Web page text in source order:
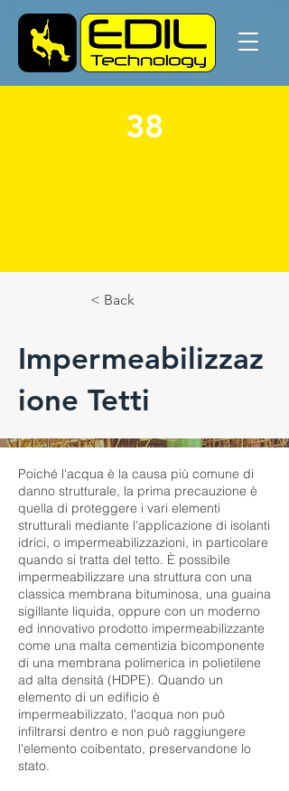
38
< Back
Impermeabilizzaz
ione Tetti
Poiché l'acqua è la causa più comune di
danno strutturale, la prima precauzione è
quella di proteggere i vari elementi
strutturali mediante l'applicazione di isolanti
idrici, o impermeabilizzazioni, in particolare
quando si tratta del tetto. È possibile
impermeabilizzare una struttura con una
classica membrana bituminosa, una guaina
sigillante liquida, oppure con un moderno
ed innovativo prodotto impermeabilizzante
come una malta cementizia bicomponente
di una membrana polimerica in polietilene
ad alta densità (HDPE). Quando un
elemento di un edificio è
impermeabilizzato, l'acqua non può
infiltrarsi dentro e non può raggiungere
l'elemento coibentato, preservandone lo
stato.